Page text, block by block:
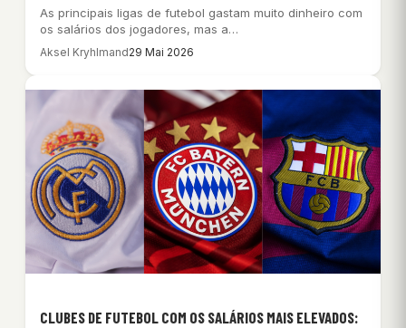
As principais ligas de futebol gastam muito dinheiro com
os salários dos jogadores, mas a…
Aksel Kryhlmand29 Mai 2026
CLUBES DE FUTEBOL COM OS SALÁRIOS MAIS ELEVADOS: